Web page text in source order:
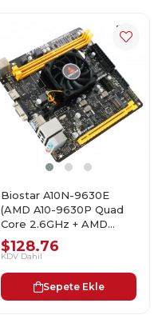
Biostar A10N-9630E
(AMD A10-9630P Quad
Core 2.6GHz + AMD
Radeon R5)
$128.76
KDV Dahil
Sepete Ekle